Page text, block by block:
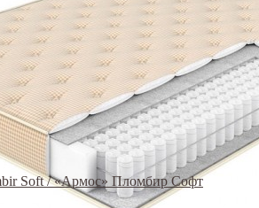
Soft / «Армос» Пломбир Софт